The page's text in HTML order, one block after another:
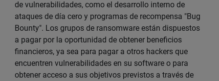
de vulnerabilidades, como el desarrollo interno de
ataques de día cero y programas de recompensa "Bug
Bounty". Los grupos de ransomware están dispuestos
a pagar por la oportunidad de obtener beneficios
financieros, ya sea para pagar a otros hackers que
encuentren vulnerabilidades en su software o para
obtener acceso a sus objetivos previstos a través de